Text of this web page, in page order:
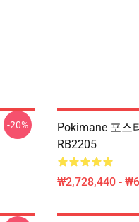
-20%
Pokimane 포스
RB2205
₩2,728,440 -